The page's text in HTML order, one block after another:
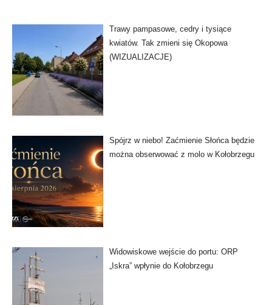
Trawy pampasowe, cedry i tysiące
kwiatów. Tak zmieni się Okopowa
(WIZUALIZACJE)
Spójrz w niebo! Zaćmienie Słońca będzie
można obserwować z molo w Kołobrzegu
Widowiskowe wejście do portu: ORP
„Iskra” wpłynie do Kołobrzegu